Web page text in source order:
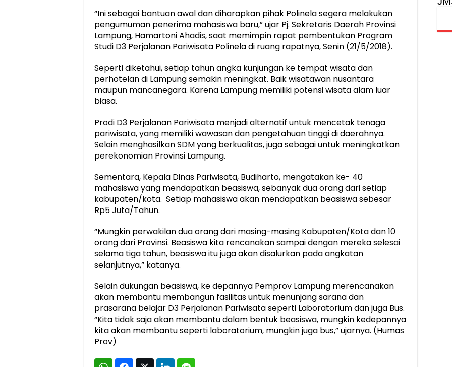
“Ini sebagai bantuan awal dan diharapkan pihak Polinela segera melakukan
pengumuman penerima mahasiswa baru,” ujar Pj. Sekretaris Daerah Provinsi
Lampung, Hamartoni Ahadis, saat memimpin rapat pembentukan Program
Studi D3 Perjalanan Pariwisata Polinela di ruang rapatnya, Senin (21/5/2018).
Seperti diketahui, setiap tahun angka kunjungan ke tempat wisata dan
perhotelan di Lampung semakin meningkat. Baik wisatawan nusantara
maupun mancanegara. Karena Lampung memiliki potensi wisata alam luar
biasa.
Prodi D3 Perjalanan Pariwisata menjadi alternatif untuk mencetak tenaga
pariwisata, yang memiliki wawasan dan pengetahuan tinggi di daerahnya.
Selain menghasilkan SDM yang berkualitas, juga sebagai untuk meningkatkan
perekonomian Provinsi Lampung.
Sementara, Kepala Dinas Pariwisata, Budiharto, mengatakan ke- 40
mahasiswa yang mendapatkan beasiswa, sebanyak dua orang dari setiap
kabupaten/kota. Setiap mahasiswa akan mendapatkan beasiswa sebesar
Rp5 Juta/Tahun.
“Mungkin perwakilan dua orang dari masing-masing Kabupaten/Kota dan 10
orang dari Provinsi. Beasiswa kita rencanakan sampai dengan mereka selesai
selama tiga tahun, beasiswa itu juga akan disalurkan pada angkatan
selanjutnya,” katanya.
Selain dukungan beasiswa, ke depannya Pemprov Lampung merencanakan
akan membantu membangun fasilitas untuk menunjang sarana dan
prasarana belajar D3 Perjalanan Pariwisata seperti Laboratorium dan juga Bus.
“Kita tidak saja akan membantu dalam bentuk beasiswa, mungkin kedepannya
kita akan membantu seperti laboratorium, mungkin juga bus,” ujarnya. (Humas
Prov)